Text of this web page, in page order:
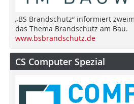
„BS Brandschutz“ informiert
das Thema Brandschutz am Bau.
www.bsbrandschutz.de
CS Computer Spezial